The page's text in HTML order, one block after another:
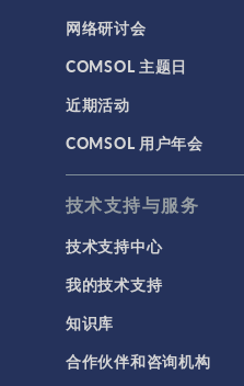
基于方程建模
安装与许可证管理
建模工具和定义
材料
物理场接口
用户界面
研究与求解器
简介
结果与可视化
网格
网络研讨会
COMSOL 主题日
近期活动
COMSOL 用户年会
技术支持与服务
技术支持中心
我的技术支持
知识库
合作伙伴和咨询机构